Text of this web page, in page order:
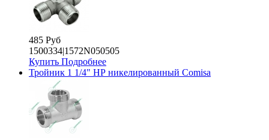
485 Руб
1500334|1572N050505
Купить Подробнее
Тройник 1 1/4" НР никелированный Comisa